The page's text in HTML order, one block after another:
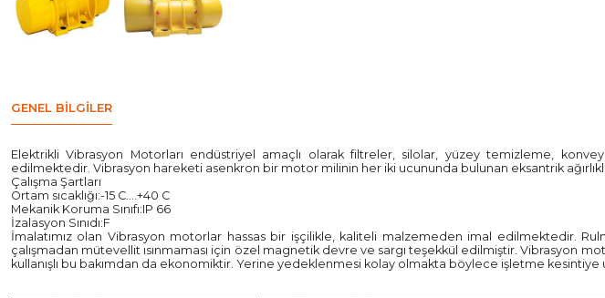
GENEL BILGILER
Elektrikli Vibrasyon Motorları endüstriyel amaçlı olarak filtreler, silolar, yüzey temizleme,
edilmektedir. Vibrasyon hareketi asenkron bir motor milinin her iki ucununda bulunan eksantrik
Çalışma Şartları
Ortam sıcaklığı:-15 C....+40 C
Mekanik Koruma Sınıfı:IP 66
İzalasyon Sınıdı:F
İmalatımız olan Vibrasyon motorlar hassas bir işçilikle, kaliteli malzemeden imal edilmektedir.
çalışmadan mütevellit ısınmaması için özel magnetik devre ve sargı teşekkül edilmiştir. Vibrasyon
kullanışlı bu bakımdan da ekonomiktir. Yerine yedeklenmesi kolay olmakta böylece işletme